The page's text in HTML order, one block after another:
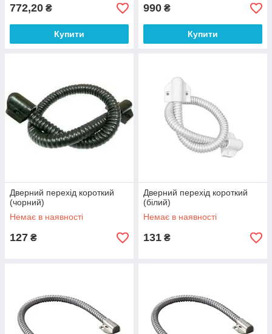
772,20 ₴
Купити
990 ₴
Купити
Дверний перехід короткий
(чорний)
Немає в наявності
127 ₴
Дверний перехід короткий
(білий)
Немає в наявності
131 ₴